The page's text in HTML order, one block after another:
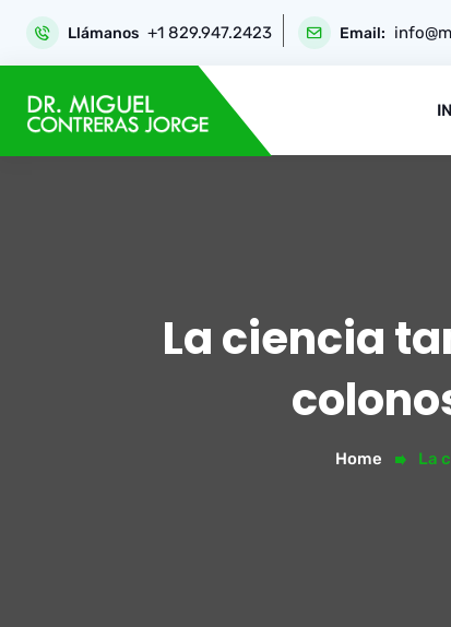
Llámanos +1 829.947.2423 Email:
La ciencia
Home La